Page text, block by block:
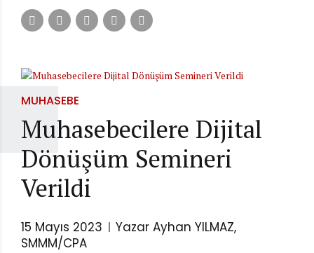
MUHASEBE
Muhasebecilere Dijital
Dönüşüm Semineri
Verildi
15 Mayıs 2023
Yazar Ayhan YILMAZ,
SMMM/CPA